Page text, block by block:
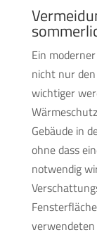
Ein moderner
nicht nur
wichtiger
Gebäude in
ohne dass
notwendig